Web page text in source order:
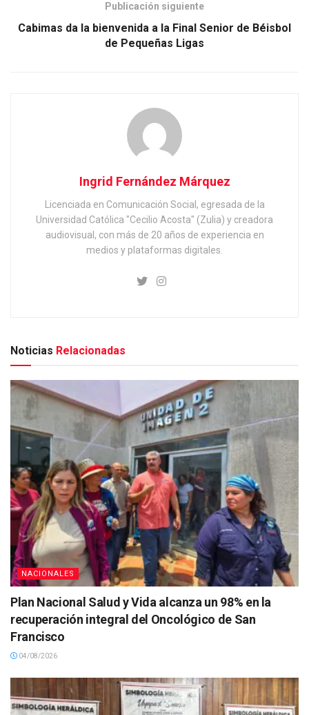
Publicación siguiente
Cabimas da la bienvenida a la Final Senior de Béisbol
de Pequeñas Ligas
Ingrid Fernández Márquez
Licenciada en Comunicación Social, egresada de la
Universidad Católica "Cecilio Acosta" (Zulia) y creadora
audiovisual, con más de 20 años de experiencia en
medios y plataformas digitales.
Noticias Relacionadas
NACIONALES
Plan Nacional Salud y Vida alcanza un 98% en la
recuperación integral del Oncológico de San
Francisco
04/08/2026